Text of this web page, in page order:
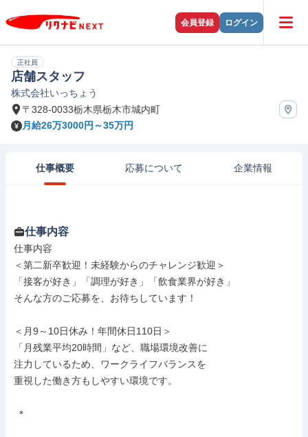
会員登録 ログイン
正社員
店舗スタッフ
株式会社いっちょう
〒328-0033栃木県栃木市城内町
月給26万3000円～35万円
仕事概要 応募について 企業情報
仕事内容
仕事内容
＜第二新卒歓迎！未経験からのチャレンジ歓迎＞
「接客が好き」「調理が好き」「飲食業界が好き」
そんな方のご応募を、お待ちしています！
＜月9～10日休み！年間休日110日＞
「月残業平均20時間」など、職場環境改善に
注力しているため、ワークライフバランスを
重視した働き方もしやすい環境です。